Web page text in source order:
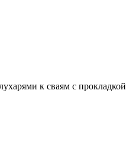
к сваям с прокладкой